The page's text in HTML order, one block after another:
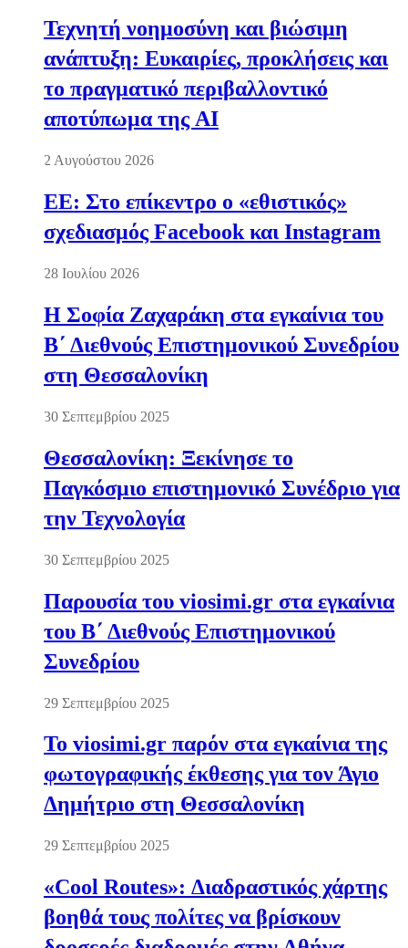
Τεχνητή νοημοσύνη και βιώσιμη
ανάπτυξη: Ευκαιρίες, προκλήσεις και
το πραγματικό περιβαλλοντικό
αποτύπωμα της AI
2 Αυγούστου 2026
ΕΕ: Στο επίκεντρο ο «εθιστικός»
σχεδιασμός Facebook και Instagram
28 Ιουλίου 2026
Η Σοφία Ζαχαράκη στα εγκαίνια του
Β΄ Διεθνούς Επιστημονικού Συνεδρίου
στη Θεσσαλονίκη
30 Σεπτεμβρίου 2025
Θεσσαλονίκη: Ξεκίνησε το
Παγκόσμιο επιστημονικό Συνέδριο για
την Τεχνολογία
30 Σεπτεμβρίου 2025
Παρουσία του viosimi.gr στα εγκαίνια
του Β΄ Διεθνούς Επιστημονικού
Συνεδρίου
29 Σεπτεμβρίου 2025
Το viosimi.gr παρόν στα εγκαίνια της
φωτογραφικής έκθεσης για τον Άγιο
Δημήτριο στη Θεσσαλονίκη
29 Σεπτεμβρίου 2025
«Cool Routes»: Διαδραστικός χάρτης
βοηθά τους πολίτες να βρίσκουν